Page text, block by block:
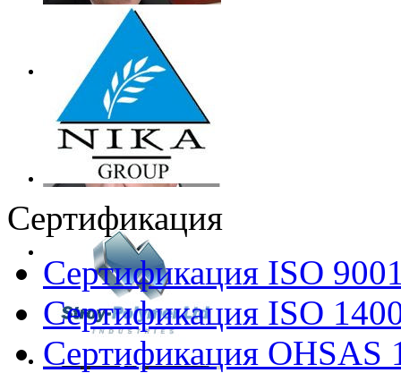
Сертификация
Сертификация ISO
Сертификация ISO
Сертификация OHSAS